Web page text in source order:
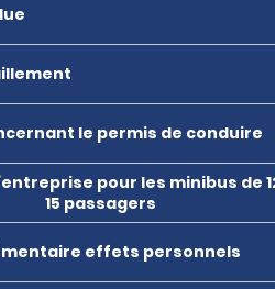
le permis de conduire
pour les minibus de
15 passagers
effets personnels